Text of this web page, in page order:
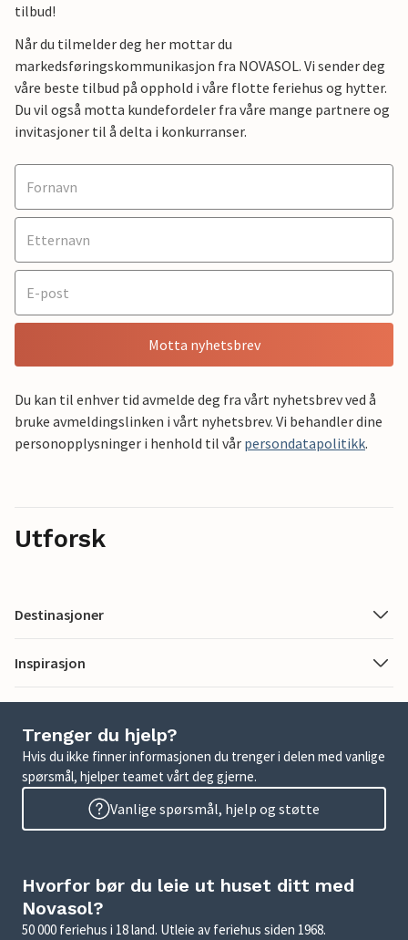
tilbud!
Når du tilmelder deg her mottar du
markedsføringskommunikasjon fra NOVASOL. Vi sender deg
våre beste tilbud på opphold i våre flotte feriehus og hytter.
Du vil også motta kundefordeler fra våre mange partnere og
invitasjoner til å delta i konkurranser.
Motta nyhetsbrev
Du kan til enhver tid avmelde deg fra vårt nyhetsbrev ved å
bruke avmeldingslinken i vårt nyhetsbrev. Vi behandler dine
personopplysninger i henhold til vår persondatapolitikk.
Utforsk
Destinasjoner
Inspirasjon
Trenger du hjelp?
Hvis du ikke finner informasjonen du trenger i delen med vanlige
spørsmål, hjelper teamet vårt deg gjerne.
Vanlige spørsmål, hjelp og støtte
Hvorfor bør du leie ut huset ditt med
Novasol?
50 000 feriehus i 18 land. Utleie av feriehus siden 1968.